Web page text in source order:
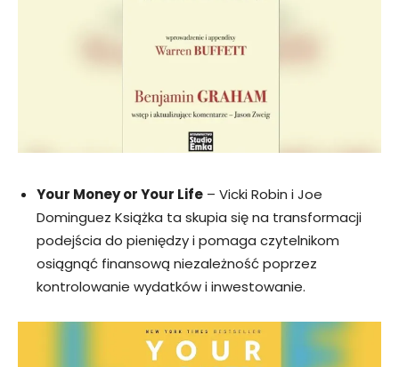
Your Money or Your Life – Vicki Robin i Joe
Dominguez Książka ta skupia się na transformacji
podejścia do pieniędzy i pomaga czytelnikom
osiągnąć finansową niezależność poprzez
kontrolowanie wydatków i inwestowanie.